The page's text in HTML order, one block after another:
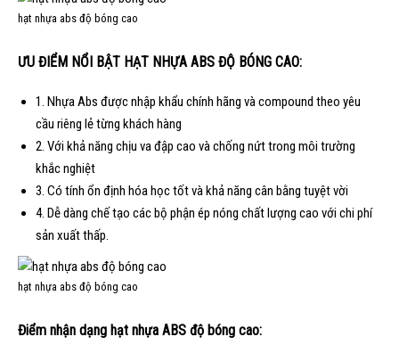
hạt nhựa abs độ bóng cao
ƯU ĐIỂM NỔI BẬT HẠT NHỰA ABS ĐỘ BÓNG CAO:
1. Nhựa Abs được nhập khẩu chính hãng và compound theo yêu
cầu riêng lẻ từng khách hàng
2. Với khả năng chịu va đập cao và chống nứt trong môi trường
khắc nghiệt
3. Có tính ổn định hóa học tốt và khả năng cân bằng tuyệt vời
4. Dễ dàng chế tạo các bộ phận ép nóng chất lượng cao với chi phí
sản xuất thấp.
hạt nhựa abs độ bóng cao
Điểm nhận dạng hạt nhựa ABS độ bóng cao: